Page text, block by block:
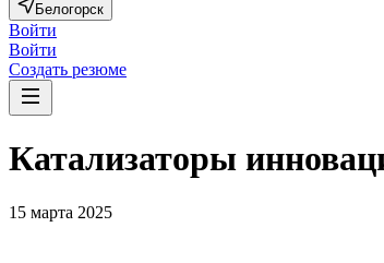
Белогорск
Войти
Войти
Создать резюме
Катализаторы
15 марта 2025